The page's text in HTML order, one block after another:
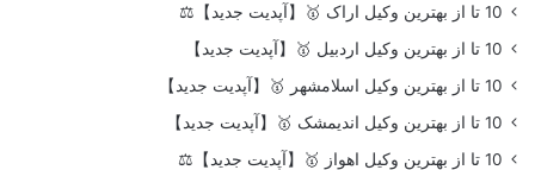
10 تا از بهترین وکیل اراک 🥇【آپدیت جدید】⚖️
10 تا از بهترین وکیل اردبیل 🥇【آپدیت جدید】
10 تا از بهترین وکیل اسلامشهر 🥇【آپدیت جدید】
10 تا از بهترین وکیل اندیمشک 🥇【آپدیت جدید】
10 تا از بهترین وکیل اهواز 🥇【آپدیت جدید】⚖️